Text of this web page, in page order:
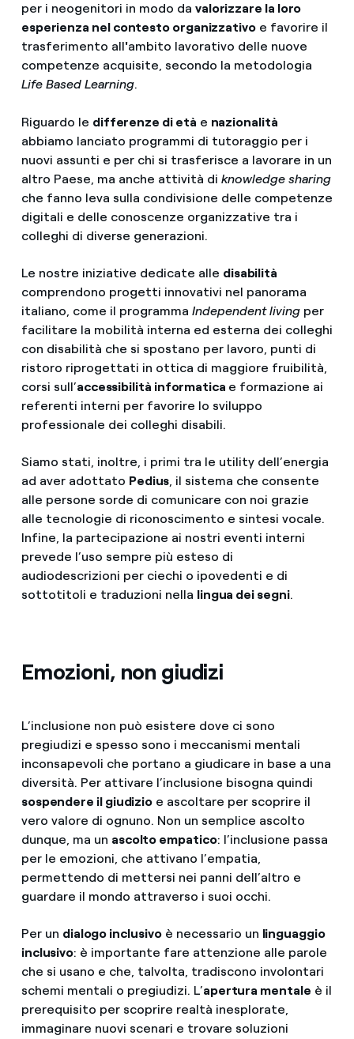
per i neogenitori in modo da valorizzare la loro
esperienza nel contesto organizzativoe favorire il
trasferimento all'ambito lavorativo delle nuove
competenze acquisite, secondo la metodologia
Life Based Learning.
Riguardo le differenze di età e nazionalità
abbiamo lanciato programmi di tutoraggio per i
nuovi assunti e per chi si trasferisce a lavorare in un
altro Paese, ma anche attività di knowledge sharing
che fanno leva sulla condivisione delle competenze
digitali e delle conoscenze organizzative tra i
colleghi di diverse generazioni.
Le nostre iniziative dedicate alle disabilità
comprendono progetti innovativi nel panorama
italiano, come il programma Independent livingper
facilitare la mobilità interna ed esterna dei colleghi
con disabilità che si spostano per lavoro, punti di
ristoro riprogettati in ottica di maggiore fruibilità,
corsi sull’accessibilità informatica e formazione ai
referenti interni per favorire lo sviluppo
professionale dei colleghi disabili.
Siamo stati, inoltre, i primi tra le utility dell’energia
ad aver adottato Pedius , il sistema che consente
alle persone sorde di comunicare con noi grazie
alle tecnologie di riconoscimento e sintesi vocale.
Infine, la partecipazione ai nostri eventi interni
prevede l’uso sempre più esteso di
audiodescrizioni per ciechi o ipovedenti e di
sottotitoli e traduzioni nella lingua dei segni.
Emozioni, non giudizi
L’inclusione non può esistere dove ci sono
pregiudizi e spesso sono i meccanismi mentali
inconsapevoli che portano a giudicare in base a una
diversità. Per attivare l’inclusione bisogna quindi
sospendere il giudizio e ascoltare per scoprire il
vero valore di ognuno. Non un semplice ascolto
dunque, ma un ascolto empatico: l’inclusione passa
per le emozioni, che attivano l’empatia,
permettendo di mettersi nei panni dell’altro e
guardare il mondo attraverso i suoi occhi.
Per un dialogo inclusivoè necessario un linguaggio
inclusivo: è importante fare attenzione alle parole
che si usano e che, talvolta, tradiscono involontari
schemi mentali o pregiudizi. L’apertura mentale è il
prerequisito per scoprire realtà inesplorate,
immaginare nuovi scenari e trovare soluzioni